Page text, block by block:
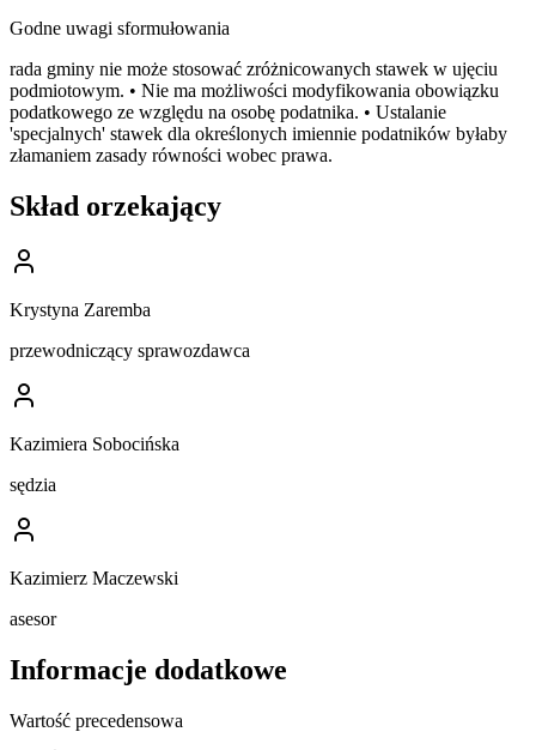
Godne uwagi sformułowania
rada gminy nie może stosować zróżnicowanych stawek w ujęciu
podmiotowym. • Nie ma możliwości modyfikowania obowiązku
podatkowego ze względu na osobę podatnika. • Ustalanie
'specjalnych' stawek dla określonych imiennie podatników byłaby
złamaniem zasady równości wobec prawa.
Skład orzekający
Krystyna Zaremba
przewodniczący sprawozdawca
Kazimiera Sobocińska
sędzia
Kazimierz Maczewski
asesor
Informacje dodatkowe
Wartość precedensowa